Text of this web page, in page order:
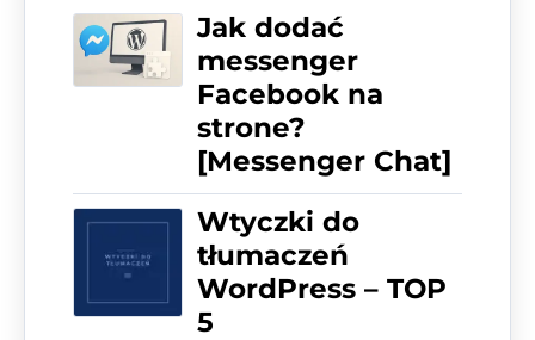
Jak dodać
messenger
Facebook na
strone?
[Messenger Chat]
Wtyczki do
tłumaczeń
WordPress – TOP
5